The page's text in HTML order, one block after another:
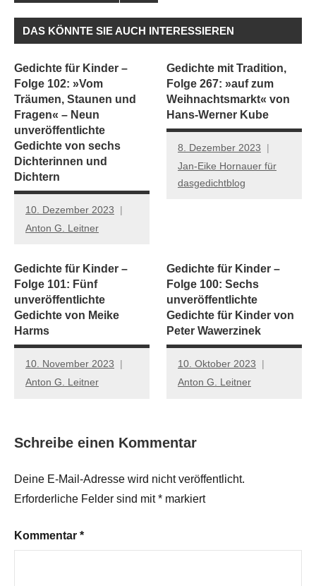
DAS KÖNNTE SIE AUCH INTERESSIEREN
Gedichte für Kinder –
Folge 102: »Vom
Träumen, Staunen und
Fragen« – Neun
unveröffentlichte
Gedichte von sechs
Dichterinnen und
Dichtern
10. Dezember 2023
Anton G. Leitner
Gedichte mit Tradition,
Folge 267: »auf zum
Weihnachtsmarkt« von
Hans-Werner Kube
8. Dezember 2023
Jan-Eike Hornauer für
dasgedichtblog
Gedichte für Kinder –
Folge 101: Fünf
unveröffentlichte
Gedichte von Meike
Harms
10. November 2023
Anton G. Leitner
Gedichte für Kinder –
Folge 100: Sechs
unveröffentlichte
Gedichte für Kinder von
Peter Wawerzinek
10. Oktober 2023
Anton G. Leitner
Schreibe einen Kommentar
Deine E-Mail-Adresse wird nicht veröffentlicht.
Erforderliche Felder sind mit* markiert
Kommentar *